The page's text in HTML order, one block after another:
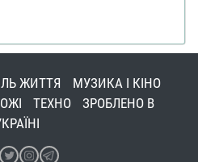
ЖИТТЯ
МУЗИКА І КІНО
ТЕХНО
ЗРОБЛЕНО В